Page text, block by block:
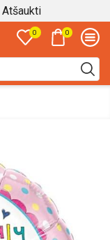
Atšaukti
0 0